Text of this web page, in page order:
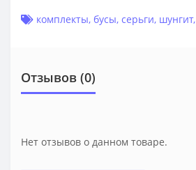
комплекты, бусы, серьги, шунгит,
Отзывов (0)
Нет отзывов о данном товаре.